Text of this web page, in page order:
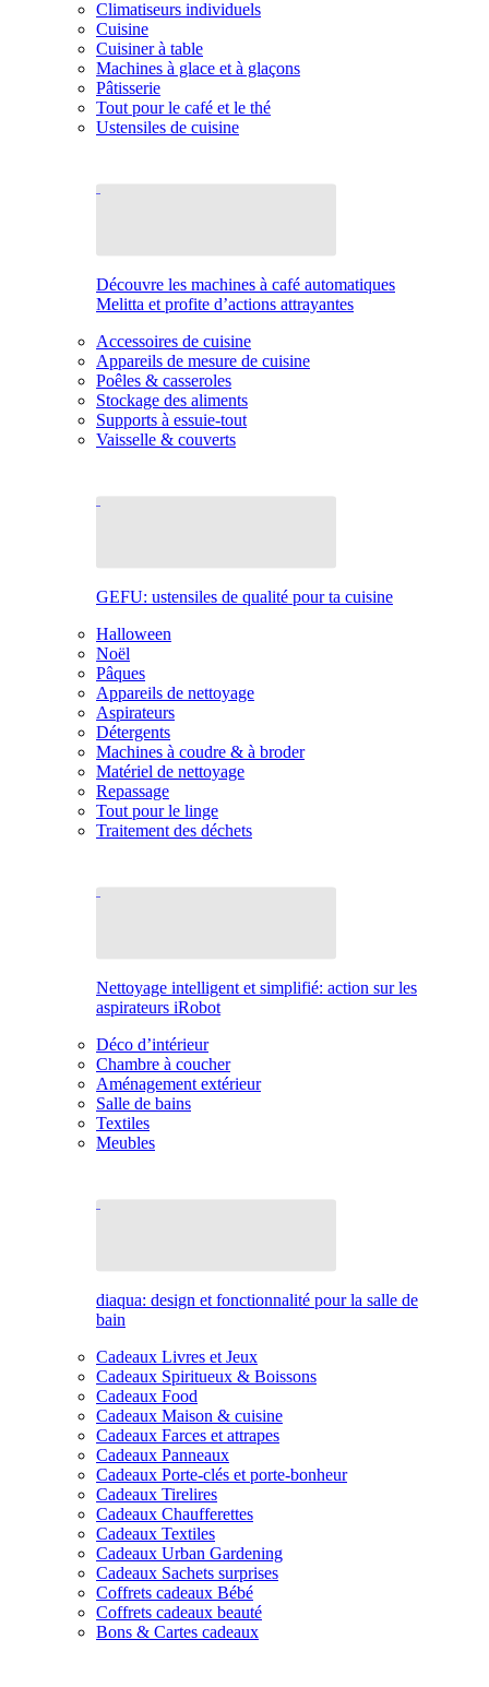
Climatiseurs individuels
Cuisine
Cuisiner à table
Machines à glace et à glaçons
Pâtisserie
Tout pour le café et le thé
Ustensiles de cuisine
Découvre les machines à café automatiques
Melitta et profite d’actions attrayantes
Accessoires de cuisine
Appareils de mesure de cuisine
Poêles & casseroles
Stockage des aliments
Supports à essuie-tout
Vaisselle & couverts
GEFU: ustensiles de qualité pour ta cuisine
Halloween
Noël
Pâques
Appareils de nettoyage
Aspirateurs
Détergents
Machines à coudre & à broder
Matériel de nettoyage
Repassage
Tout pour le linge
Traitement des déchets
Nettoyage intelligent et simplifié: action sur les
aspirateurs iRobot
Déco d’intérieur
Chambre à coucher
Aménagement extérieur
Salle de bains
Textiles
Meubles
diaqua: design et fonctionnalité pour la salle de
bain
Cadeaux Livres et Jeux
Cadeaux Spiritueux & Boissons
Cadeaux Food
Cadeaux Maison & cuisine
Cadeaux Farces et attrapes
Cadeaux Panneaux
Cadeaux Porte-clés et porte-bonheur
Cadeaux Tirelires
Cadeaux Chaufferettes
Cadeaux Textiles
Cadeaux Urban Gardening
Cadeaux Sachets surprises
Coffrets cadeaux Bébé
Coffrets cadeaux beauté
Bons & Cartes cadeaux